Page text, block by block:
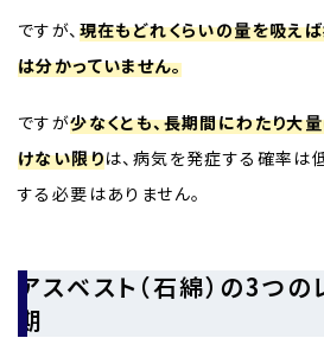
ですが、 現在もどれくらいの量を吸え
は分かっていません。
ですが少なくとも、長期間にわたり大
けない限りは、病気を発症する確率は
する必要はありません。
アスベスト（石綿）の3つ
期